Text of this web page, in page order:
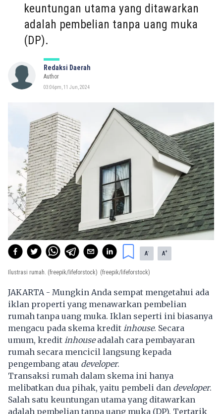
keuntungan utama yang ditawarkan
adalah pembelian tanpa uang muka
(DP).
Redaksi Daerah
Author
03:06pm, 11 Jun, 2024
A- A+
Ilustrasi rumah. (freepik/lifeforstock) (freepik/lifeforstock)
JAKARTA - Mungkin Anda sempat mengetahui ada
iklan properti yang menawarkan pembelian
rumah tanpa uang muka. Iklan seperti ini biasanya
mengacu pada skema kredit inhouse. Secara
umum, kredit inhouseadalah cara pembayaran
rumah secara mencicil langsung kepada
pengembang atau developer.
Transaksi rumah dalam skema ini hanya
melibatkan dua pihak, yaitu pembeli dan developer.
Salah satu keuntungan utama yang ditawarkan
adalah pembelian tanpa uang muka (DP). Tertarik